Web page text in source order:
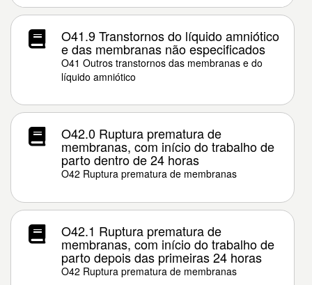
O41.9 Transtornos do líquido amniótico
e das membranas não especificados
O41 Outros transtornos das membranas e do
líquido amniótico
O42.0 Ruptura prematura de
membranas, com início do trabalho de
parto dentro de 24 horas
O42 Ruptura prematura de membranas
O42.1 Ruptura prematura de
membranas, com início do trabalho de
parto depois das primeiras 24 horas
O42 Ruptura prematura de membranas